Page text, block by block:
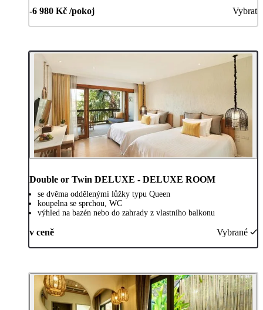
-6 980 Kč /pokoj Vybrat
Double or Twin DELUXE - DELUXE ROOM
se dvěma oddělenými lůžky typu Queen
koupelna se sprchou, WC
výhled na bazén nebo do zahrady z vlastního balkonu
v ceně Vybrané